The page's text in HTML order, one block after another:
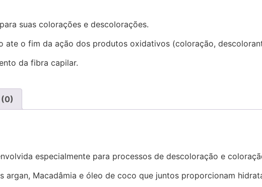
suas colorações e descolorações.
ate o fim da ação dos produtos oxidativos (coloração,
da fibra capilar.
(0)
especialmente para processos de descoloração e
argan, Macadâmia e óleo de coco que juntos proporcionam